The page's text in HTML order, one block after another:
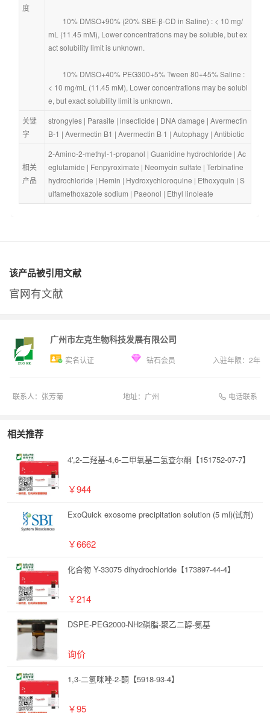
度
mL (11.45 mM), Lower concentrations may be soluble, but ex
act solubility limit is unknown.
< 10 mg/mL (11.45 mM), Lower concentrations may be solubl
e, but exact solubility limit is unknown.
关键
字
strongyles | Parasite | insecticide | DNA damage | Avermectin
B-1 | Avermectin B1 | Avermectin B 1 | Autophagy | Antibiotic
相关
产品
2-Amino-2-methyl-1-propanol | Guanidine hydrochloride | Ac
eglutamide | Fenpyroximate | Neomycin sulfate | Terbinafine
hydrochloride | Hemin | Hydroxychloroquine | Ethoxyquin | S
ulfamethoxazole sodium | Paeonol | Ethyl linoleate
该产品被引用文献
官网有文献
广州市左克生物科技发展有限公司
实名认证 钻石会员 入驻年限： 2年
联系人： 张芳菊 地址： 广州 电话联系
相关推荐
4',2-二羟基-4,6-二甲氧基二氢查尔酮【151752-07-7】
￥944
ExoQuick exosome precipitation solution (5 ml)(试剂)
￥6662
化合物 Y-33075 dihydrochloride【173897-44-4】
￥214
DSPE-PEG2000-NH2磷脂-聚乙二醇-氨基
询价
1,3-二氢咪唑-2-酮【5918-93-4】
￥95